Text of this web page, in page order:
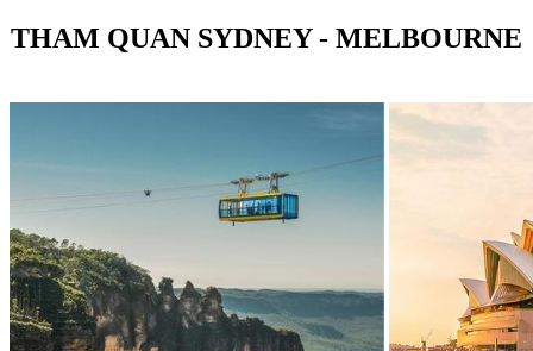
THAM QUAN SYDNEY - MELBOURNE